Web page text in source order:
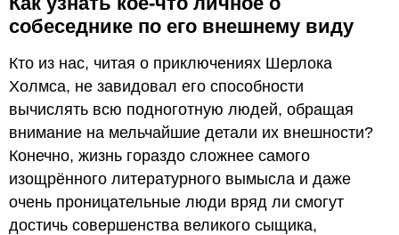
собеседнике по его внешнему виду
Кто из нас, читая о приключениях Шерлока
Холмса, не завидовал его способности
вычислять всю подноготную людей, обращая
внимание на мельчайшие детали их внешности?
Конечно, жизнь гораздо сложнее самого
изощрённого литературного вымысла и даже
очень проницательные люди вряд ли смогут
достичь совершенства великого сыщика,